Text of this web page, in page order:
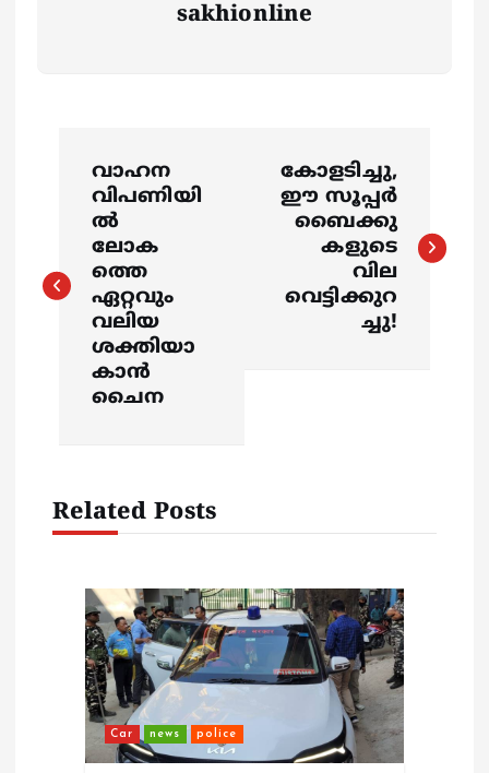
sakhionline
s
t
വാഹന
വിപണിയി
ൽ
ലോക
ത്തെ
ഏറ്റവും
വലിയ
ശക്തിയാ
കാൻ
ചൈന
കോളടിച്ചു,
ഈ സൂപ്പർ
ബൈക്കു
കളുടെ
വില
വെട്ടിക്കുറ
ച്ചു!
Related Posts
Car news police